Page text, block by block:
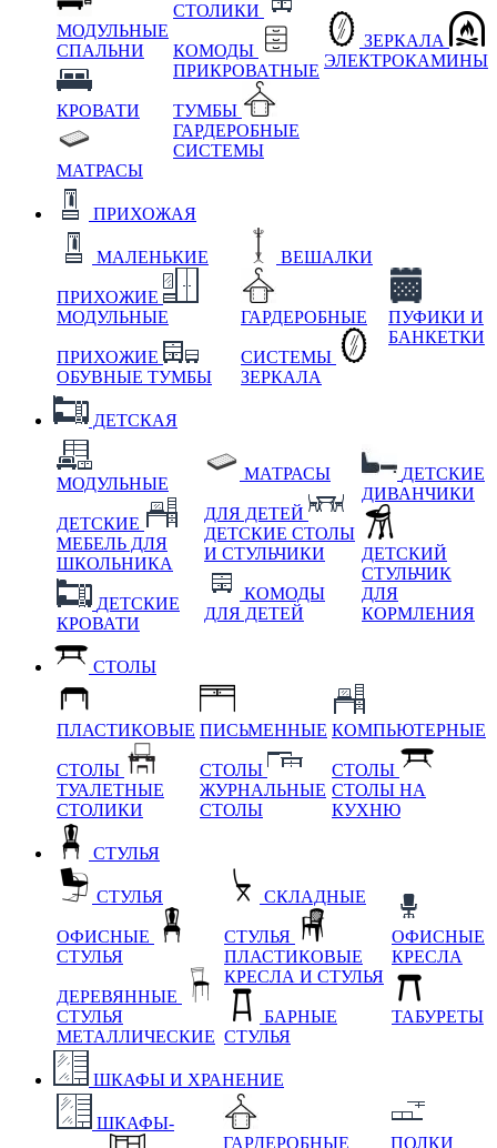
МОДУЛЬНЫЕ
СПАЛЬНИ
КРОВАТИ
МАТРАСЫ
СТОЛИКИ
КОМОДЫ
ПРИКРОВАТНЫЕ
ТУМБЫ
ГАРДЕРОБНЫЕ
СИСТЕМЫ
ЗЕРКАЛА
ЭЛЕКТРОКАМИНЫ
ПРИХОЖАЯ
МАЛЕНЬКИЕ
ПРИХОЖИЕ
МОДУЛЬНЫЕ
ПРИХОЖИЕ
ОБУВНЫЕ ТУМБЫ
ВЕШАЛКИ
ГАРДЕРОБНЫЕ
СИСТЕМЫ
ЗЕРКАЛА
ПУФИКИ И
БАНКЕТКИ
ДЕТСКАЯ
МОДУЛЬНЫЕ
ДЕТСКИЕ
МЕБЕЛЬ ДЛЯ
ШКОЛЬНИКА
ДЕТСКИЕ
КРОВАТИ
МАТРАСЫ
ДЛЯ ДЕТЕЙ
ДЕТСКИЕ СТОЛЫ
И СТУЛЬЧИКИ
КОМОДЫ
ДЛЯ ДЕТЕЙ
ДЕТСКИЕ
ДИВАНЧИКИ
ДЕТСКИЙ
СТУЛЬЧИК
ДЛЯ
КОРМЛЕНИЯ
СТОЛЫ
ПЛАСТИКОВЫЕ
СТОЛЫ
ТУАЛЕТНЫЕ
СТОЛИКИ
ПИСЬМЕННЫЕ
СТОЛЫ
ЖУРНАЛЬНЫЕ
СТОЛЫ
КОМПЬЮТЕРНЫЕ
СТОЛЫ
СТОЛЫ НА
КУХНЮ
СТУЛЬЯ
СТУЛЬЯ
ОФИСНЫЕ
СТУЛЬЯ
ДЕРЕВЯННЫЕ
СТУЛЬЯ
МЕТАЛЛИЧЕСКИЕ
СКЛАДНЫЕ
СТУЛЬЯ
ПЛАСТИКОВЫЕ
КРЕСЛА И СТУЛЬЯ
БАРНЫЕ
СТУЛЬЯ
ОФИСНЫЕ
КРЕСЛА
ТАБУРЕТЫ
ШКАФЫ И ХРАНЕНИЕ
ШКАФЫ-
ГАРДЕРОБНЫЕ
ПОЛКИ